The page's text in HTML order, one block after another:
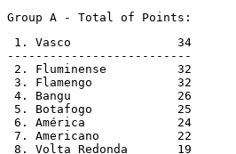
Group A - Total of Points:
1. Vasco		34
--------------------------
2. Fluminense		32
3. Flamengo		32
4. Bangu		26
5. Botafogo		25
6. América		24
7. Americano		22
8. Volta Redonda	19